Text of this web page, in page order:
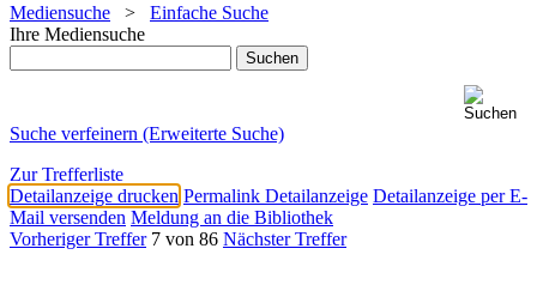
Mediensuche > Einfache Suche
Ihre Mediensuche
Suche verfeinern (Erweiterte Suche)
Zur Trefferliste
Detailanzeige drucken Permalink Detailanzeige Detailanzeige per E-
Mail versenden Meldung an die Bibliothek
Vorheriger Treffer 7 von 86 Nächster Treffer